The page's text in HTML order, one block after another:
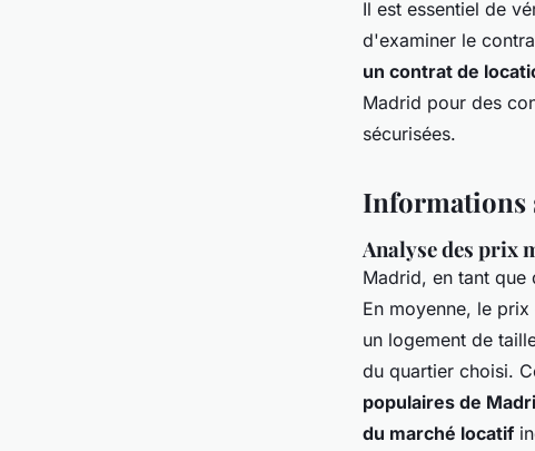
Il est essentiel de
d'examiner le
un contrat de
Madrid pour des
sécurisées.
Informations
Analyse des prix
Madrid, en tant que
En moyenne, le
un logement de
du quartier choisi.
populaires de
du marché locatif